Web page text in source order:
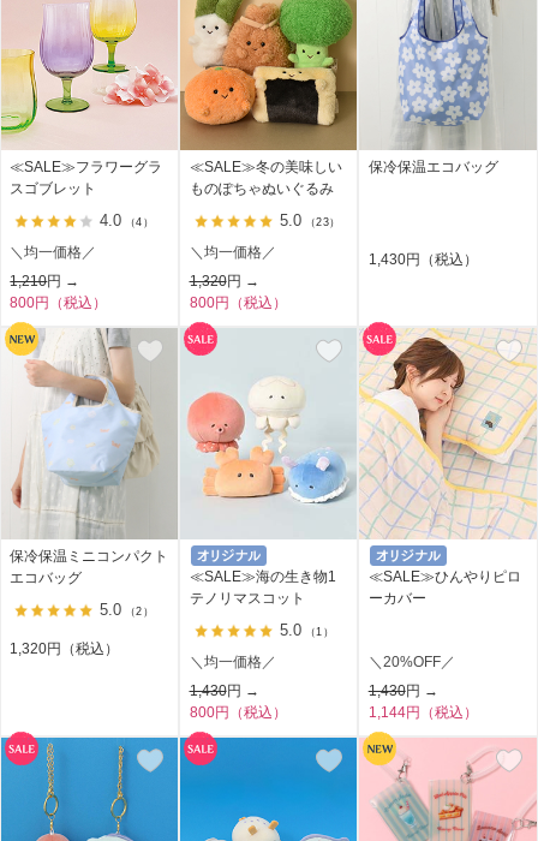
≪SALE≫フラワーグラ
スゴブレット
4.0 （4）
＼均一価格／
1,210円 →
800円（税込）
≪SALE≫冬の美味しい
ものぽちゃぬいぐるみ
5.0 （23）
＼均一価格／
1,320円 →
800円（税込）
保冷保温エコバッグ
1,430円（税込）
保冷保温ミニコンパクト
エコバッグ
5.0 （2）
1,320円（税込）
≪SALE≫海の生き物1
テノリマスコット
5.0 （1）
＼均一価格／
1,430円 →
800円（税込）
≪SALE≫ひんやりピロ
ーカバー
＼20%OFF／
1,430円 →
1,144円（税込）